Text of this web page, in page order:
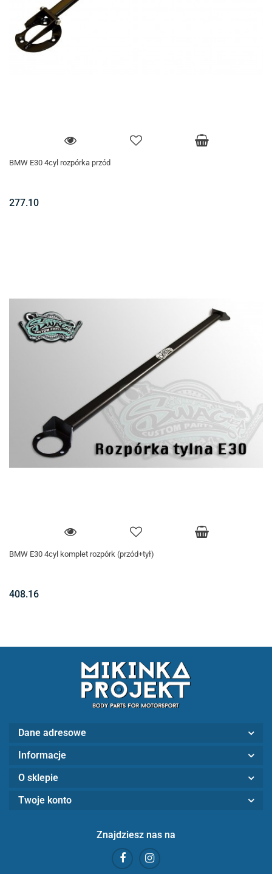
BMW E30 4cyl rozpórka przód
277.10
BMW E30 4cyl komplet rozpórk (przód+tył)
408.16
Dane adresowe
Informacje
O sklepie
Twoje konto
Znajdziesz nas na